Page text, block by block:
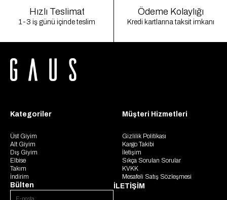
Hızlı Teslimat
1-3 iş günü içinde teslim
Ödeme Kolaylığı
Kredi kartlarına taksit imkanı
Kategoriler
Üst Giyim
Alt Giyim
Dış Giyim
Elbise
Takım
İndirim
Müşteri Hizmetleri
Gizlilik Politikası
Kargo Takibi
İletişim
Sıkça Sorulan Sorular
KVKK
Mesafeli Satış Sözleşmesi
Bülten İLETİŞİM